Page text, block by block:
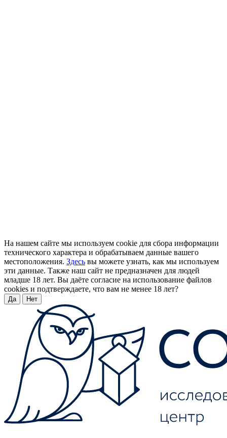
На нашем сайте мы используем cookie для сбора информации
технического характера и обрабатываем данные вашего
местоположения. Здесь вы можете узнать, как мы используем
эти данные. Также наш сайт не предназначен для людей
младше 18 лет. Вы даёте согласие на использование файлов
cookies и подтверждаете, что вам не менее 18 лет?
Да Нет